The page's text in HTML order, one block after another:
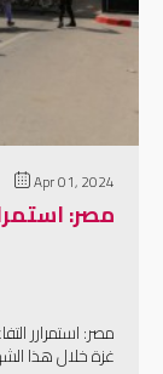
Apr 01, 2024
مصر:
مصر: استمرارر
غزة خلال هذا